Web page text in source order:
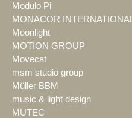
Modulo Pi
MONACOR INTERNATIONAL
Moonlight
MOTION GROUP
Movecat
msm studio group
Müller BBM
music & light design
MUTEC